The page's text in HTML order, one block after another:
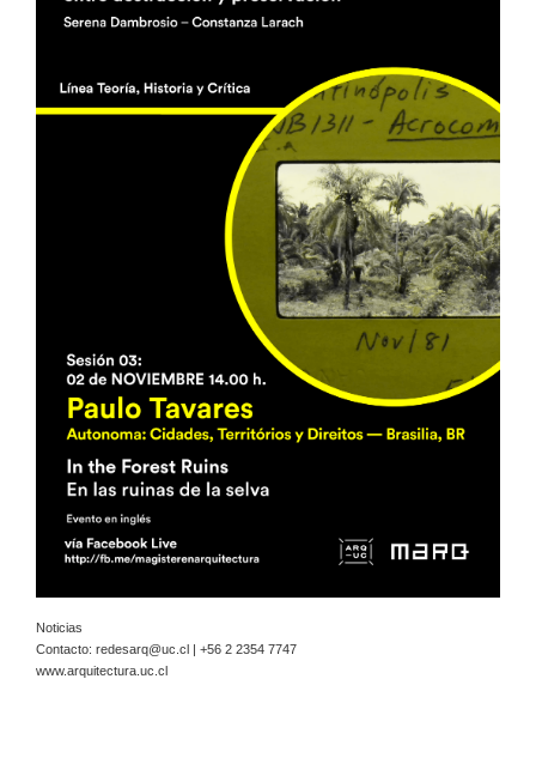
Noticias
Contacto: redesarq@uc.cl
| +56 2 2354 7747
www.arquitectura.uc.cl